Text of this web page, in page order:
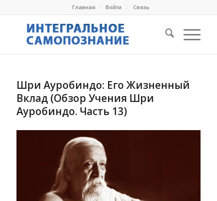
Главная Войти Cвязь
Шри Ауробиндо: Его Жизненный
Вклад (Обзор Учения Шри
Ауробиндо. Часть 13)